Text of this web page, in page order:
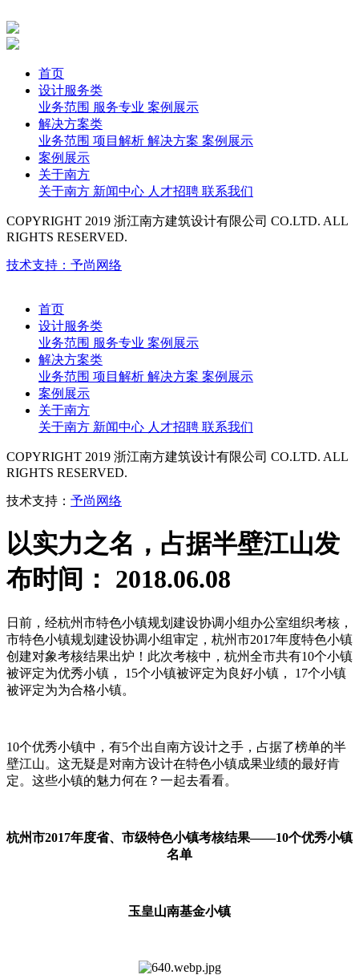
首页
设计服务类
业务范围 服务专业 案例展示
解决方案类
业务范围 项目解析 解决方案 案例展示
案例展示
关于南方
关于南方 新闻中心 人才招聘 联系我们
COPYRIGHT 2019 浙江南方建筑设计有限公司 CO.LTD. ALL
RIGHTS RESERVED.
技术支持：予尚网络
首页
设计服务类
业务范围 服务专业 案例展示
解决方案类
业务范围 项目解析 解决方案 案例展示
案例展示
关于南方
关于南方 新闻中心 人才招聘 联系我们
COPYRIGHT 2019 浙江南方建筑设计有限公司 CO.LTD. ALL
RIGHTS RESERVED.
技术支持： 予尚网络
以实力之名，占据半壁江山发
布时间： 2018.06.08
日前，经杭州市特色小镇规划建设协调小组办公室组织考核，
市特色小镇规划建设协调小组审定，杭州市2017年度特色小镇
创建对象考核结果出炉！此次考核中，杭州全市共有10个小镇
被评定为优秀小镇， 15个小镇被评定为良好小镇， 17个小镇
被评定为为合格小镇。
10个优秀小镇中，有5个出自南方设计之手，占据了榜单的半
壁江山。这无疑是对南方设计在特色小镇成果业绩的最好肯
定。这些小镇的魅力何在？一起去看看。
杭州市2017年度省、市级特色小镇考核结果——10个优秀小镇
名单
玉皇山南基金小镇